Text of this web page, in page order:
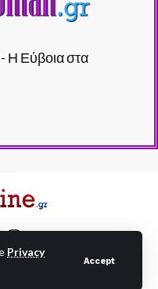
Privacy
Accept
Η Εύβοια στα
Rights Reserved.